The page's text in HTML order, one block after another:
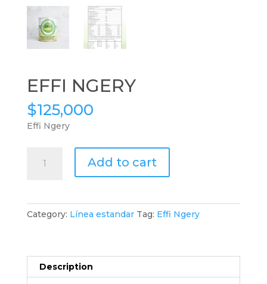
EFFI NGERY
$125,000
Effi Ngery
NGERY
Add to cart
Category: Línea estandar Tag: Effi Ngery
Description